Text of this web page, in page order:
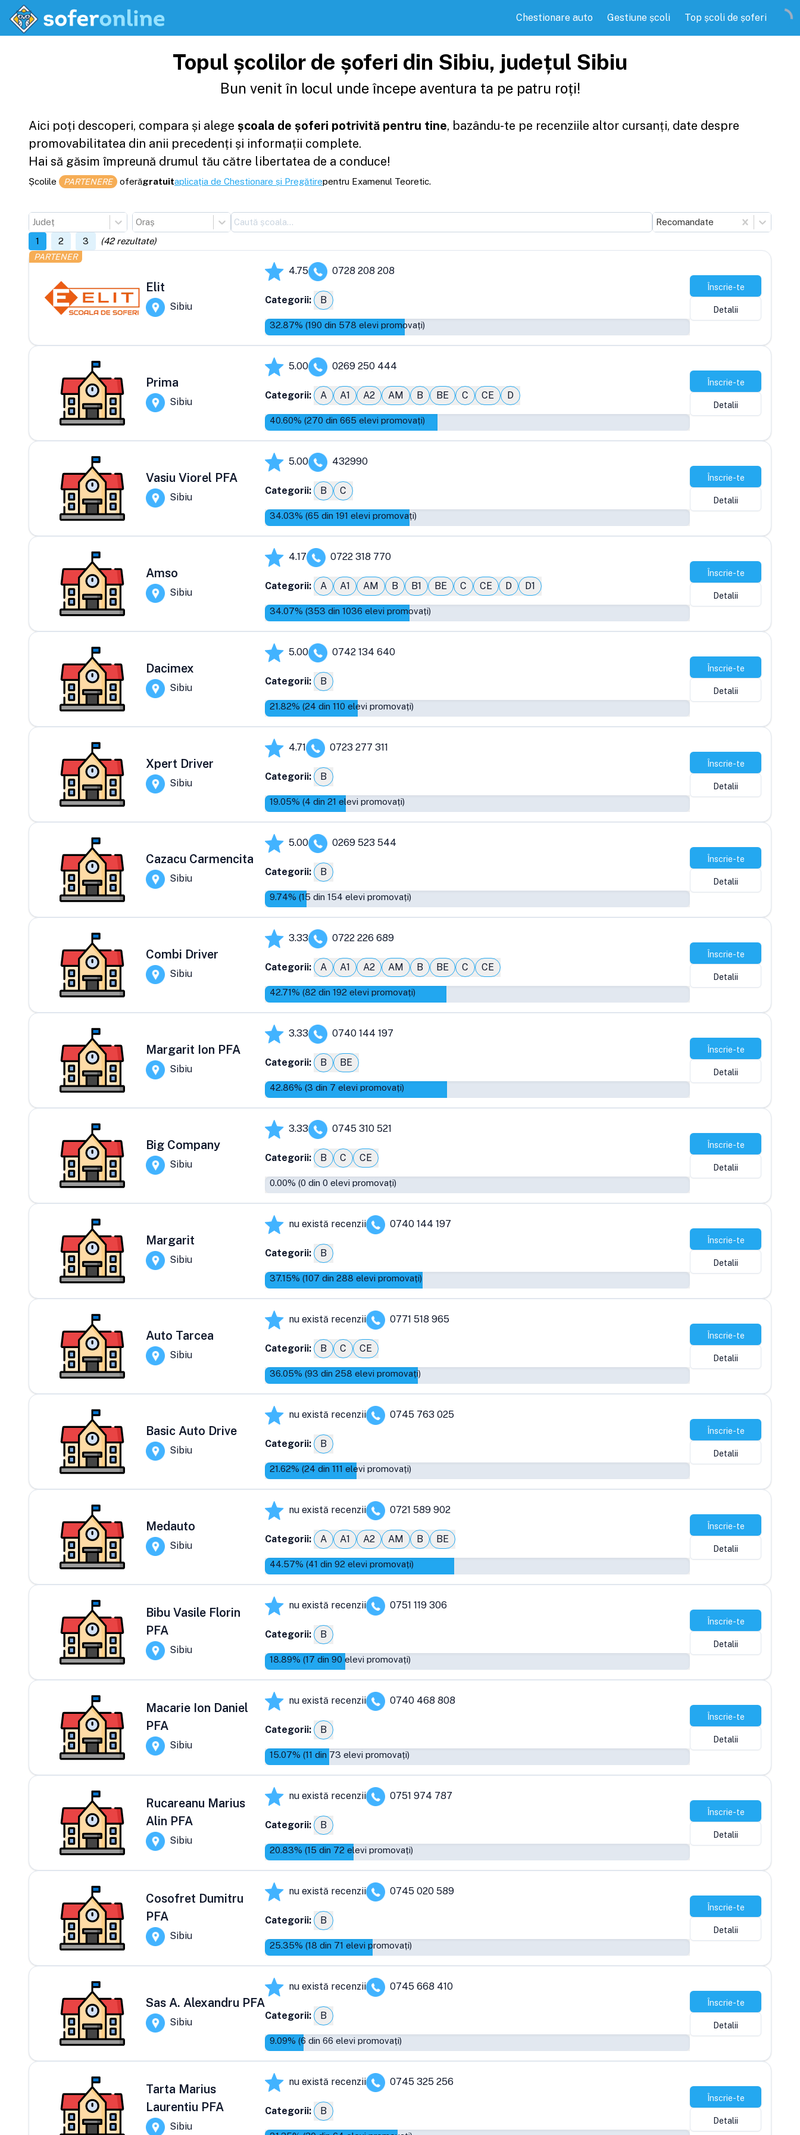
Chestionare auto Gestiune școli Top școli de șoferi
Topul școlilor de șoferi din Sibiu, județul Sibiu
Bun venit în locul unde începe aventura ta pe patru roți!
Aici poți descoperi, compara și alege școala de șoferi potrivită pentru tine, bazându-te pe recenziile altor cursanți, date despre
promovabilitatea din anii precedenți și informații complete.
Hai să găsim împreună drumul tău către libertatea de a conduce!
Școlile PARTENERE oferăgratuitaplicația de Chestionare și Pregătirepentru Examenul Teoretic.
Județ Oraș
Recomandate
1
2 3 (42rezultate)
PARTENER
Elit
Sibiu
4.75 0728 208 208
Categorii: B
32.87% (190 din 578 elevi promovați)
Înscrie-te
Detalii
Prima
Sibiu
5.00 0269 250 444
Categorii: A A1 A2 AM B BE C CE D
40.60% (270 din 665 elevi promovați)
Înscrie-te
Detalii
Vasiu Viorel PFA
Sibiu
5.00 432990
Categorii: B C
34.03% (65 din 191 elevi promovați)
Înscrie-te
Detalii
Amso
Sibiu
4.17 0722 318 770
Categorii: A A1 AM B B1 BE C CE D D1
34.07% (353 din 1036 elevi promovați)
Înscrie-te
Detalii
Dacimex
Sibiu
5.00 0742 134 640
Categorii: B
21.82% (24 din 110 elevi promovați)
Înscrie-te
Detalii
Xpert Driver
Sibiu
4.71 0723 277 311
Categorii: B
19.05% (4 din 21 elevi promovați)
Înscrie-te
Detalii
Cazacu Carmencita
Sibiu
5.00 0269 523 544
Categorii: B
9.74% (15 din 154 elevi promovați)
Înscrie-te
Detalii
Combi Driver
Sibiu
3.33 0722 226 689
Categorii: A A1 A2 AM B BE C CE
42.71% (82 din 192 elevi promovați)
Înscrie-te
Detalii
Margarit Ion PFA
Sibiu
3.33 0740 144 197
Categorii: B BE
42.86% (3 din 7 elevi promovați)
Înscrie-te
Detalii
Big Company
Sibiu
3.33 0745 310 521
Categorii: B C CE
0.00% (0 din 0 elevi promovați)
Înscrie-te
Detalii
Margarit
Sibiu
nu există recenzii 0740 144 197
Categorii: B
37.15% (107 din 288 elevi promovați)
Înscrie-te
Detalii
Auto Tarcea
Sibiu
nu există recenzii 0771 518 965
Categorii: B C CE
36.05% (93 din 258 elevi promovați)
Înscrie-te
Detalii
Basic Auto Drive
Sibiu
nu există recenzii 0745 763 025
Categorii: B
21.62% (24 din 111 elevi promovați)
Înscrie-te
Detalii
Medauto
Sibiu
nu există recenzii 0721 589 902
Categorii: A A1 A2 AM B BE
44.57% (41 din 92 elevi promovați)
Înscrie-te
Detalii
Bibu Vasile Florin
PFA
Sibiu
nu există recenzii 0751 119 306
Categorii: B
18.89% (17 din 90 elevi promovați)
Înscrie-te
Detalii
Macarie Ion Daniel
PFA
Sibiu
nu există recenzii 0740 468 808
Categorii: B
15.07% (11 din 73 elevi promovați)
Înscrie-te
Detalii
Rucareanu Marius
Alin PFA
Sibiu
nu există recenzii 0751 974 787
Categorii: B
20.83% (15 din 72 elevi promovați)
Înscrie-te
Detalii
Cosofret Dumitru
PFA
Sibiu
nu există recenzii 0745 020 589
Categorii: B
25.35% (18 din 71 elevi promovați)
Înscrie-te
Detalii
Sas A. Alexandru PFA
Sibiu
nu există recenzii 0745 668 410
Categorii: B
9.09% (6 din 66 elevi promovați)
Înscrie-te
Detalii
Tarta Marius
Laurentiu PFA
Sibiu
nu există recenzii 0745 325 256
Categorii: B
Înscrie-te
Detalii